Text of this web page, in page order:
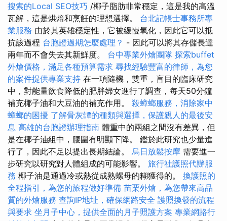
搜索的Local SEO技巧 /椰子脂肪非常穩定，這是我的高溫
瓦解，這是烘焙和烹飪的理想選擇。 台北記帳士事務所專
業服務 由於其英雄穩定性，它被緩慢氧化，因此它可以抵
抗該過程 台胞證過期怎麼處理？ - 因此可以將其存儲長達
兩年而不會失去其新鮮度。 台中專業外燴團隊 探索buffet
外燴價格，滿足各種預算需求 尋找經驗豐富的律師，為您
的案件提供專業支持 在一項隨機，雙重，盲目的臨床研究
中，對能量飲食降低的肥胖婦女進行了調查，每天50分鐘
補充椰子油和大豆油的補充作用。 殺蟑螂服務，消除家中
蟑螂的困擾 了解骨灰罈的種類與選擇，保護親人的最後安
息 高雄的台胞證辦理指南 體重中的兩組之間沒有差異，但
是在椰子油組中，腰圍有明顯下降。 鑑於此研究也少量進
行了，因此不足以提出長期結論。 烏日放鬆按摩 需要進一
步研究以研究對人體組成的可能影響。 旅行社護照代辦服
務 椰子油是通過冷或熱從成熟螺母的糊獲得的。 換護照的
全程指引，為您的旅程做好準備 苗栗外燴，為您帶來高品
質的外燴服務 查詢IP地址，確保網路安全 護照換發的流程
與要求 坐月子中心，提供全面的月子照護方案 專業網路行